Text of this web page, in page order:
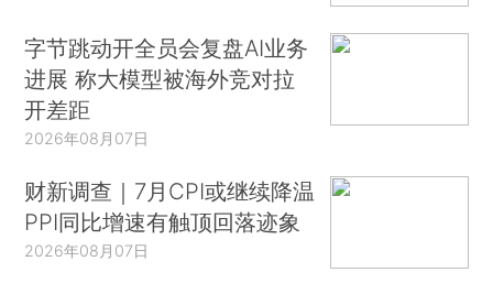
字节跳动开全员会复盘AI业务
进展 称大模型被海外竞对拉
开差距
2026年08月07日
财新调查｜7月CPI或继续降温
PPI同比增速有触顶回落迹象
2026年08月07日